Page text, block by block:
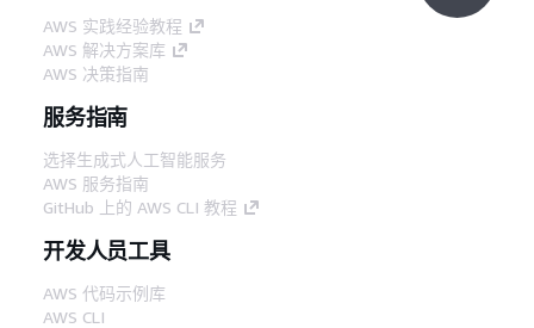
AWS 实践经验教程
AWS 解决方案库
AWS 决策指南
服务指南
选择生成式人工智能服务
AWS 服务指南
GitHub 上的 AWS CLI 教程
开发人员工具
AWS 代码示例库
AWS CLI